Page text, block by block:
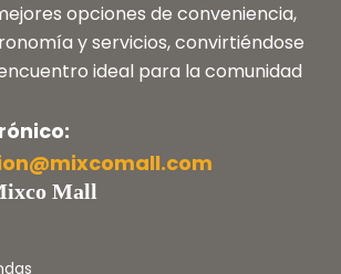
opciones de conveniencia,
y servicios, convirtiéndose
ideal para la comunidad
Mall